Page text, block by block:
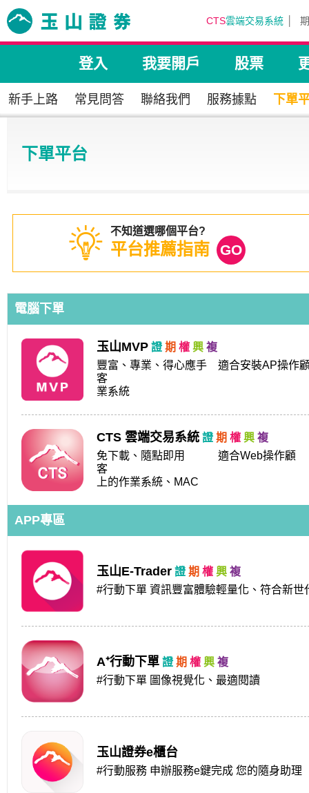
CTS雲端交易系統
登入 我要開戶 股票
新手上路 常見問答 聯絡我們 服務據點 下單
下單平台
不知道選哪個平台?
平台推薦指南
電腦下單
玉山MVP
豐富、專業、得心應手 適合安裝AP操作
客 支援Windows
業系統
CTS 雲端交易系統
免下載、隨點即用 適合Web操作顧
客 支援
上的作業系統、MAC
APP專區
玉山E-Trader
#行動下單 資訊豐富體驗輕量化、符合新世
A⁺行動下單
#行動下單 圖像視覺化、最適閱讀
玉山證券e櫃台
#行動服務 申辦服務e鍵完成 您的隨身助理